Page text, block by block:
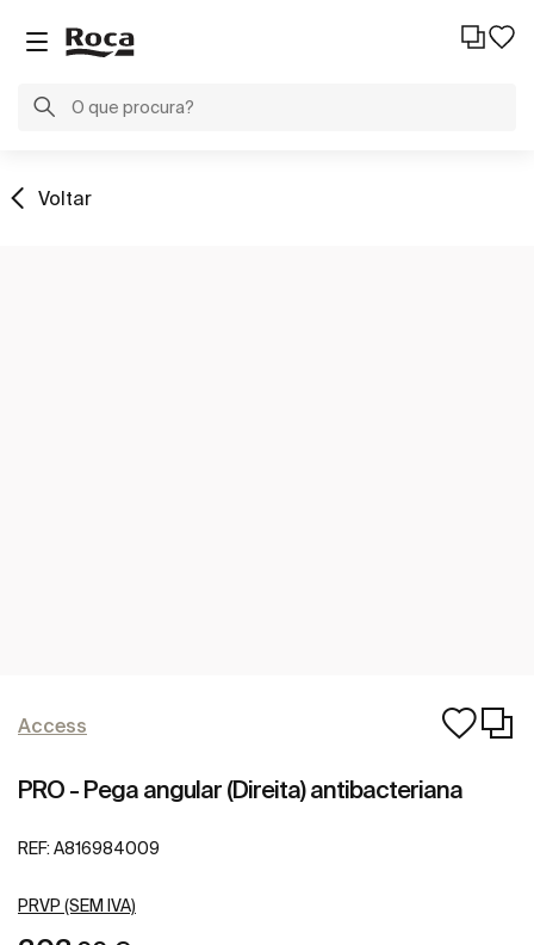
Voltar
Access
PRO - Pega angular (Direita) antibacteriana
REF: A816984009
PRVP (SEM IVA)